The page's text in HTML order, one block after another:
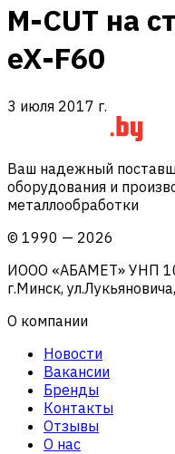
M-CUT на
eX-F60
3 июля 2017 г.
Ваш надежный
оборудования и
металлообработки
© 1990 — 2026
ИООО «АБАМЕТ» УНП
г.Минск,
О компании
Новости
Вакансии
Бренды
Контакты
Отзывы
О нас